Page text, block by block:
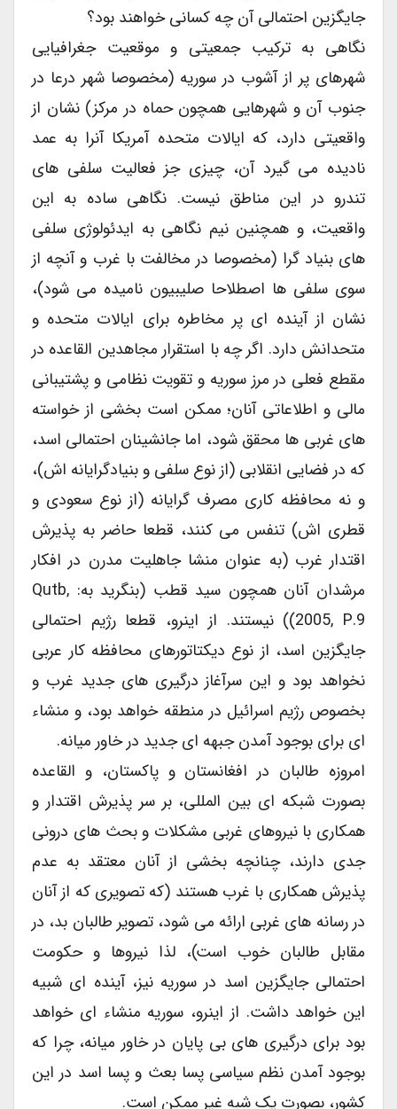
جایگزین احتمالی آن چه کسانی خواهند بود؟
نگاهی به ترکیب جمعیتی و موقعیت جغرافیایی
شهرهای پر از آشوب در سوریه (مخصوصا شهر درعا در
جنوب آن و شهرهایی همچون حماه در مرکز) نشان از
واقعیتی دارد، که ایالات متحده آمریکا آنرا به عمد
نادیده می گیرد آن، چیزی جز فعالیت سلفی های
تندرو در این مناطق نیست. نگاهی ساده به این
واقعیت، و همچنین نیم نگاهی به ایدئولوژی سلفی
های بنیاد گرا (مخصوصا در مخالفت با غرب و آنچه از
سوی سلفی ها اصطلاحا صلیبیون نامیده می شود)،
نشان از آینده ای پر مخاطره برای ایالات متحده و
متحدانش دارد. اگر چه با استقرار مجاهدین القاعده در
مقطع فعلی در مرز سوریه و تقویت نظامی و پشتیبانی
مالی و اطلاعاتی آنان؛ ممکن است بخشی از خواسته
های غربی ها محقق شود، اما جانشینان احتمالی اسد،
که در فضایی انقلابی (از نوع سلفی و بنیادگرایانه اش)،
و نه محافظه کاری مصرف گرایانه (از نوع سعودی و
قطری اش) تنفس می کنند، قطعا حاضر به پذیرش
اقتدار غرب (به عنوان منشا جاهلیت مدرن در افکار
مرشدان آنان همچون سید قطب (بنگرید به: Qutb,
2005, P.9)) نیستند. از اینرو، قطعا رژیم احتمالی
جایگزین اسد، از نوع دیکتاتورهای محافظه کار عربی
نخواهد بود و این سرآغاز درگیری های جدید غرب و
بخصوص رژیم اسرائیل در منطقه خواهد بود، و منشاء
ای برای بوجود آمدن جبهه ای جدید در خاور میانه.
امروزه طالبان در افغانستان و پاکستان، و القاعده
بصورت شبکه ای بین المللی، بر سر پذیرش اقتدار و
همکاری با نیروهای غربی مشکلات و بحث های درونی
جدی دارند، چنانچه بخشی از آنان معتقد به عدم
پذیرش همکاری با غرب هستند (که تصویری که از آنان
در رسانه های غربی ارائه می شود، تصویر طالبان بد، در
مقابل طالبان خوب است)، لذا نیروها و حکومت
احتمالی جایگزین اسد در سوریه نیز، آینده ای شبیه
این خواهد داشت. از اینرو، سوریه منشاء ای خواهد
بود برای درگیری های بی پایان در خاور میانه، چرا که
بوجود آمدن نظم سیاسی پسا بعث و پسا اسد در این
کشور، بصورت یک شبه غیر ممکن است.